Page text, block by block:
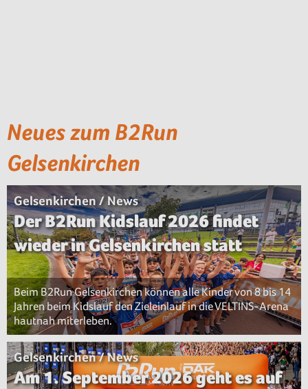
Neues zum B2Run
Gelsenkirchen
Gelsenkirchen / News
Der B2Run Kidslauf 2026 findet
wieder in Gelsenkirchen statt
Beim B2Run Gelsenkirchen können alle Kinder von 8 bis 14
Jahren beim Kidslauf den Zieleinlauf in die VELTINS-Arena
hautnah miterleben.
Gelsenkirchen / News
Am 1. September 2026 geht es auf